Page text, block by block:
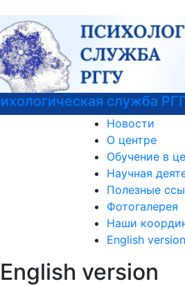
Национальные проекты
Новости
О центре
Обучение в
Научная
Полезные
Фотогалерея
Наши
English version
English version